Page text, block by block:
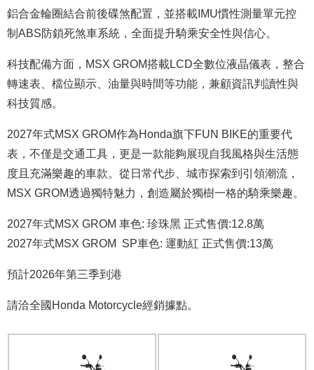
鋁合金輪圈結合前後碟煞配置，並搭載IMU慣性測量單元控
制ABS防鎖死煞車系統，全面提升騎乘安全性與信心。
科技配備方面，MSX GROM搭載LCD全數位液晶儀表，整合
轉速表、檔位顯示、油量與時間等功能，兼顧資訊判讀性與
科技質感。
2027年式MSX GROM作為Honda旗下FUN BIKE的重要代
表，不僅是交通工具，更是一款能夠展現自我風格與生活態
度且充滿樂趣的車款。從日常代步、城市探索到引領潮流，
MSX GROM透過獨特魅力，創造屬於獨樹一格的騎乘樂趣。
2027年式MSX GROM 車色: 珍珠黑 正式售價:12.8萬
2027年式MSX GROM SP車色: 運動紅 正式售價:13萬
預計2026年第三季到港
請洽全國Honda Motorcycle經銷據點。